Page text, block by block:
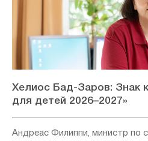
Хелиос Бад-Заров: Знак
для детей 2026–2027»
Андреас Филиппи, министр по